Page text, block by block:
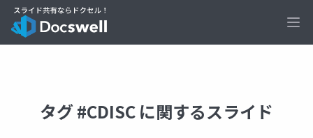
タグ #CDISC に関するスライド